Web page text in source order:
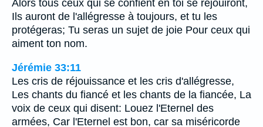
Alors tous ceux qui se confient en toi se réjouiront,
Ils auront de l'allégresse à toujours, et tu les
protégeras; Tu seras un sujet de joie Pour ceux qui
aiment ton nom.
Jérémie 33:11
Les cris de réjouissance et les cris d'allégresse,
Les chants du fiancé et les chants de la fiancée, La
voix de ceux qui disent: Louez l'Eternel des
armées, Car l'Eternel est bon, car sa miséricorde